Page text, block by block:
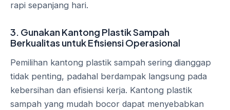
rapi sepanjang hari.
3. Gunakan Kantong Plastik Sampah
Berkualitas untuk Efisiensi Operasional
Pemilihan kantong plastik sampah sering dianggap
tidak penting, padahal berdampak langsung pada
kebersihan dan efisiensi kerja. Kantong plastik
sampah yang mudah bocor dapat menyebabkan